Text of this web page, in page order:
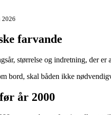
2026
farvande
størrelse og indretning, der
bord, skal båden ikke
år 2000